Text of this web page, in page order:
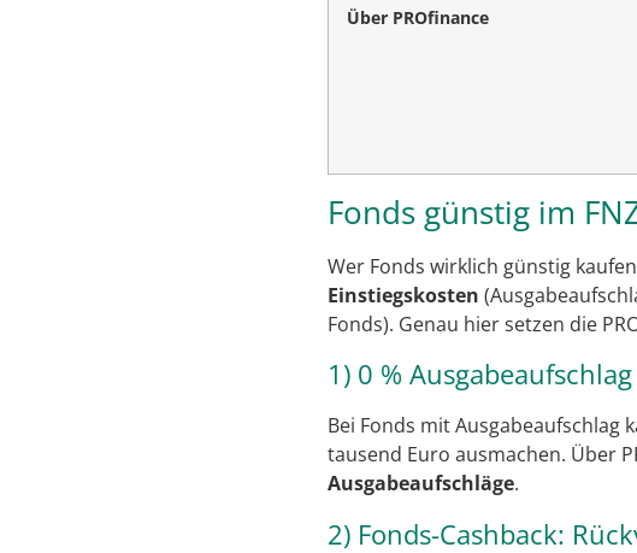
Über PROfinance
Fonds günstig im
Wer Fonds wirklich günstig
Einstiegskosten
Fonds). Genau hier setzen die
1) 0 %
Bei Fonds mit Ausgabeaufschlag
tausend Euro ausmachen. Über
Ausgabeaufschläge.
2) Fonds-Cashback: